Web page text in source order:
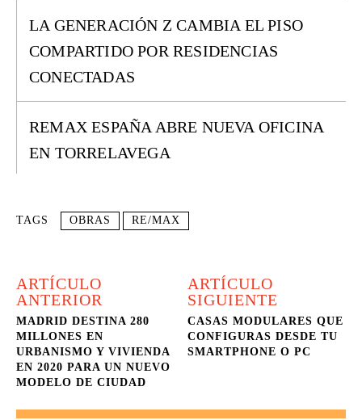
LA GENERACIÓN Z CAMBIA EL PISO
COMPARTIDO POR RESIDENCIAS
CONECTADAS
REMAX ESPAÑA ABRE NUEVA OFICINA
EN TORRELAVEGA
TAGS OBRAS RE/MAX
ARTÍCULO
ANTERIOR
MADRID DESTINA 280
MILLONES EN
URBANISMO Y VIVIENDA
EN 2020 PARA UN NUEVO
MODELO DE CIUDAD
ARTÍCULO
SIGUIENTE
CASAS MODULARES QUE
CONFIGURAS DESDE TU
SMARTPHONE O PC